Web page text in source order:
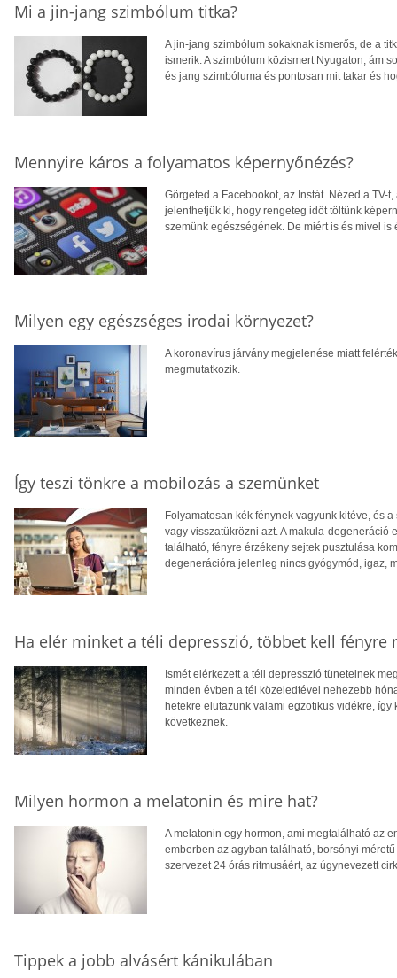
Mi a jin-jang szimbólum titka?
A jin-jang szimbólum sokaknak ismerős, de a
ismerik. A szimbólum közismert Nyugaton, ám
és jang szimbóluma és pontosan mit takar és
Mennyire káros a folyamatos képernyőnézés?
Görgeted a Facebookot, az Instát. Nézed a
jelenthetjük ki, hogy rengeteg időt töltünk
szemünk egészségének. De miért is és mivel
Milyen egy egészséges irodai környezet?
A koronavírus járvány megjelenése miatt
megmutatkozik.
Így teszi tönkre a mobilozás a szemünket
Folyamatosan kék fénynek vagyunk kitéve, és
vagy visszatükrözni azt. A makula-degeneráció
található, fényre érzékeny sejtek pusztulása
degenerációra jelenleg nincs gyógymód, igaz,
Ha elér minket a téli depresszió, többet kell fényre
Ismét elérkezett a téli depresszió tüneteinek
minden évben a tél közeledtével nehezebb
hetekre elutazunk valami egzotikus vidékre,
következnek.
Milyen hormon a melatonin és mire hat?
A melatonin egy hormon, ami megtalálható az
emberben az agyban található, borsónyi
szervezet 24 órás ritmusáért, az úgynevezett
Tippek a jobb alvásért kánikulában